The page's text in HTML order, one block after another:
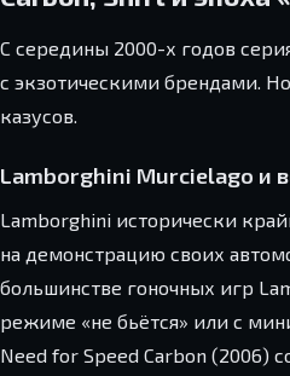
С середины 2000-х годов
с экзотическими брендами.
казусов.
Lamborghini Murcielago и
Lamborghini исторически
на демонстрацию своих
большинстве гоночных игр
режиме «не бьётся» или с
Need for Speed Carbon (2006)